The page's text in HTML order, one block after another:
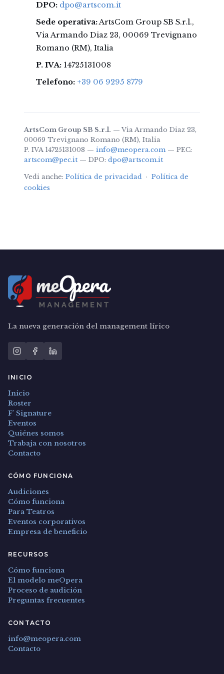
DPO: dpo@artscom.it
Sede operativa:ArtsCom Group SB S.r.l.,
Via Armando Diaz 23, 00069 Trevignano
Romano (RM), Italia
P. IVA: 14725131008
Telefono: +39 06 9295 8779
ArtsCom Group SB S.r.l. — Via Armando Diaz 23,
00069 Trevignano Romano (RM), Italia
P. IVA 14725131008 — info@meopera.com— PEC:
artscom@pec.it — DPO: dpo@artscom.it
Vedi anche: Política de privacidad · Política de
cookies
La nueva generación del management lírico
INICIO
Inicio
Roster
F' Signature
Eventos
Quiénes somos
Trabaja con nosotros
Contacto
CÓMO FUNCIONA
Audiciones
Cómo funciona
Para Teatros
Eventos corporativos
Empresa de beneficio
RECURSOS
Cómo funciona
El modelo meOpera
Proceso de audición
Preguntas frecuentes
CONTACTO
info@meopera.com
Contacto